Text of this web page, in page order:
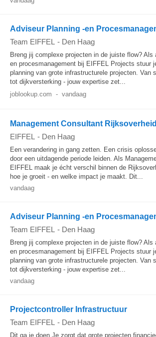
Adviseur Planning -en
Team EIFFEL - Den Haag
Breng jij complexe projecten in de juiste flow? Als
en procesmanagement bij EIFFEL Projects stuur
planning van grote infrastructurele projecten. Van
tot dijkversterking - jouw expertise zet...
joblookup.com - vandaag
Management Consultant Rijksoverheid
EIFFEL - Den Haag
Een verandering in gang zetten. Een crisis
door een uitdagende periode leiden. Als
EIFFEL maak je écht verschil binnen de
hoe je groeit - en welke impact je maakt. Dit...
vandaag
Adviseur Planning -en
Team EIFFEL - Den Haag
Breng jij complexe projecten in de juiste flow? Als
en procesmanagement bij EIFFEL Projects stuur
planning van grote infrastructurele projecten. Van
tot dijkversterking - jouw expertise zet...
vandaag
Projectcontroller Infrastructuur
Team EIFFEL - Den Haag
Dit ga je doen Je zorgt dat grote projecten